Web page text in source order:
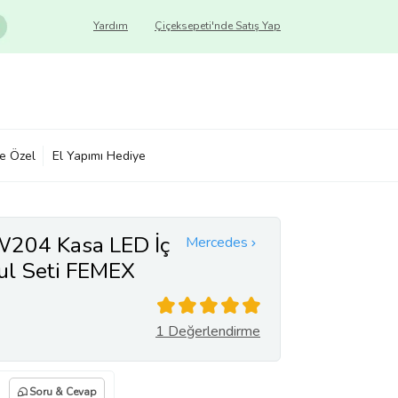
Çiçeksepeti'nde Satış Yap
Yardım
Özel El Yapımı Hediye
Mercedes
Kasa LED İç
Seti FEMEX
1 Değerlendirme
Soru & Cevap